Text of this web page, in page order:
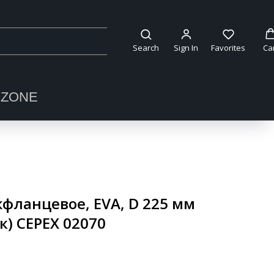
Search Sign In Favorites
EVA, D 225 мм
CEPEX 02070